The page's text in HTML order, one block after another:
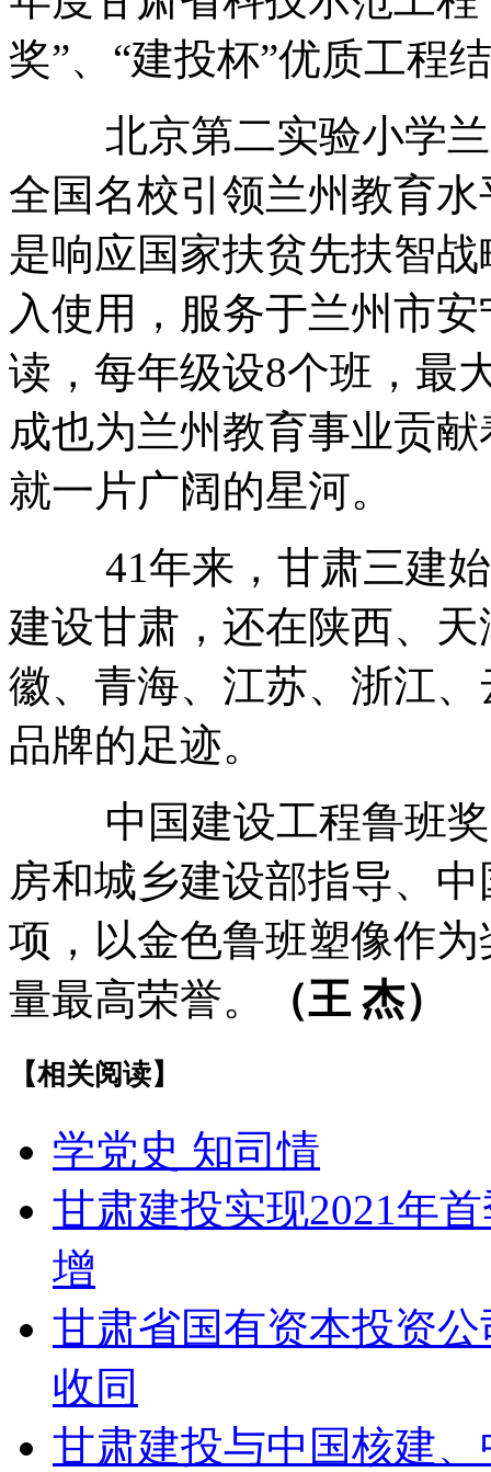
奖”、“建投杯”优质工程
北京第二实验小学兰
全国名校引领兰州教育
是响应国家扶贫先扶智
入使用，服务于兰州市
读，每年级设8个班，最
成也为兰州教育事业贡
就一片广阔的星河。
41年来，甘肃三建始
建设甘肃，还在陕西、
徽、青海、江苏、浙江
品牌的足迹。
中国建设工程鲁班奖
房和城乡建设部指导、
项，以金色鲁班塑像作
量最高荣誉。
（王 杰）
【相关阅读】
学党史 知司情
甘肃建投实现2021年
增
甘肃省国有资本投资
收同
甘肃建投与中国核建